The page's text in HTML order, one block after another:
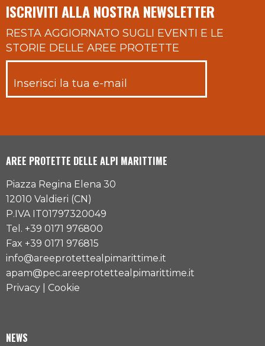
ISCRIVITI ALLA NOSTRA NEWSLETTER
RESTA AGGIORNATO SUGLI EVENTI E LE
STORIE DELLE AREE PROTETTE
AREE PROTETTE DELLE ALPI MARITTIME
Piazza Regina Elena 30
12010 Valdieri (CN)
P.IVA IT01797320049
Tel. +39 0171 976800
Fax +39 0171 976815
info@areeprotettealpimarittime.it
apam@pec.areeprotettealpimarittime.it
Privacy
Cookie
NEWS